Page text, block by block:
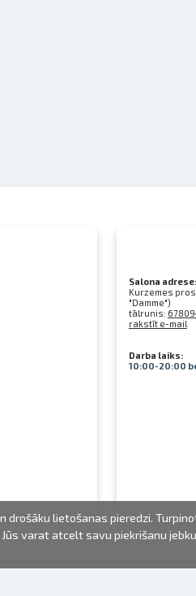
Salona adrese:
Kurzemes
"Damme")
tālrunis:
rakstīt e-mail
Darba laiks:
10:00-20:00
lietošanas pieredzi.
varat atcelt savu piekrišanu